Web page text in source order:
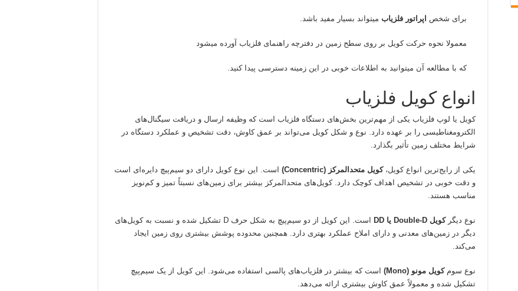
برای شخص اپراتور فلزیاب میتواند بسیار مفید باشد.
معمولا نحوه حرکت کویل بر روی سطح زمین در دفترچه راهنمای فلزیاب آورده میشود
که با مطالعه آن میتوانید به اطلاعات خوبی در این زمینه دسترسی پیدا کنید.
انواع کویل فلزیاب
کویل یا لوپ فلزیاب یکی از مهم‌ترین بخش‌های دستگاه فلزیاب است که وظیفه ارسال و دریافت سیگنال‌های
الکترومغناطیسی را بر عهده دارد. نوع و شکل کویل می‌تواند بر عمق کاوش، دقت تشخیص و عملکرد دستگاه در
شرایط مختلف زمین تأثیر بگذارد.
یکی از رایج‌ترین انواع کویل،کویل متحدالمرکز (Concentric)
است. این نوع کویل دارای دو سیم‌پیچ دایره‌ای است
و دقت خوبی در تشخیص اهداف کوچک دارد. کویل‌های متحدالمرکز بیشتر برای زمین‌های نسبتاً تمیز و کم‌نویز
مناسب هستند.
نوع دیگرکویل Double-D یا DD
است. این کویل از دو سیم‌پیچ به شکل حرف D تشکیل شده و نسبت به کویل‌های
دیگر در زمین‌های معدنی و دارای املاح عملکرد بهتری دارد. همچنین محدوده پوشش بیشتری روی زمین ایجاد
می‌کند.
نوع سومکویل مونو (Mono)
است که بیشتر در فلزیاب‌های پالسی استفاده می‌شود. این کویل از یک سیم‌پیچ
تشکیل شده و معمولاً عمق کاوش بیشتری ارائه می‌دهد.